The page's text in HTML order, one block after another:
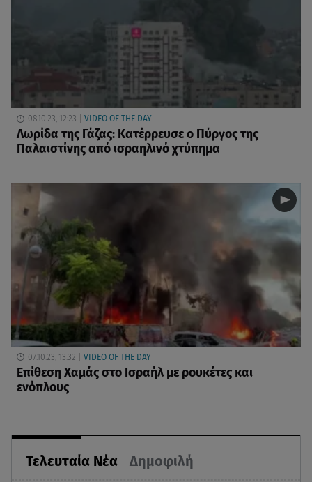
Τελευταία Νέα Δημοφιλή
08.10.23, 12:23 VIDEO OF THE DAY
Λωρίδα της Γάζας: Κατέρρευσε ο Πύργος της
Παλαιστίνης από ισραηλινό χτύπημα
07.10.23, 13:32 VIDEO OF THE DAY
Επίθεση Χαμάς στο Ισραήλ με ρουκέτες και
ενόπλους